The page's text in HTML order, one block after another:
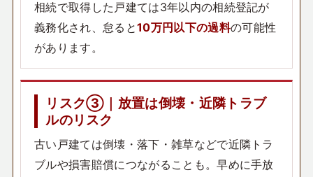
相続で取得した戸建ては3年以内の相続登記が
義務化され、怠ると10万円以下の過料の可能性
があります。
リスク③｜放置は倒壊・近隣トラブ
ルのリスク
古い戸建ては倒壊・落下・雑草などで近隣トラ
ブルや損害賠償につながることも。早めに手放